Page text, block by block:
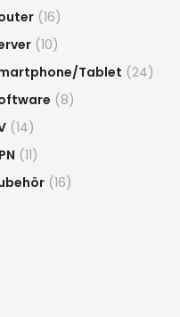
(16)
(10)
Tablet (24)
(8)
(14)
(11)
(16)